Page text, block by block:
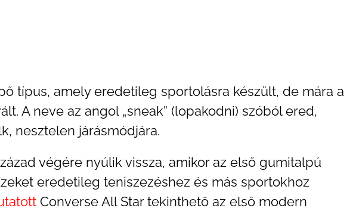
típus, amely eredetileg sportolásra készült, de mára a
A neve az angol „sneak” (lopakodni) szóból ered,
nesztelen járásmódjára.
végére nyúlik vissza, amikor az első gumitalpú
eredetileg teniszezéshez és más sportokhoz
Converse All Star tekinthető az első modern